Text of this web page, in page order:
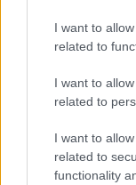
I want to
related to
I want to
related to
I want to
related to
functionality